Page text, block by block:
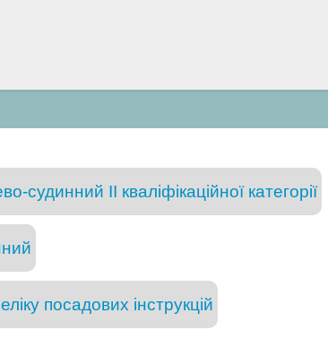
судинний II кваліфікаційної категорії
посадових інструкцій